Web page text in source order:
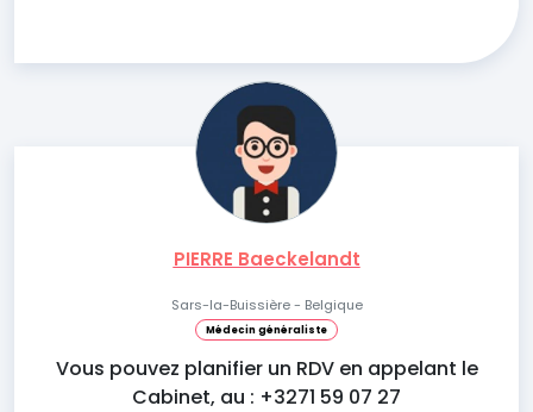
PIERRE Baeckelandt
Sars-la-Buissière - Belgique
Médecin généraliste
Vous pouvez planifier un RDV en appelant le
Cabinet, au : +3271 59 07 27